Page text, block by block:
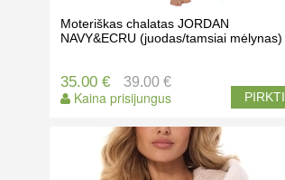
Moteriškas chalatas JORDAN
NAVY&ECRU (juodas/tamsiai mėlynas)
35.00 €
Kaina prisijungus
39.00 €
PIRKTI